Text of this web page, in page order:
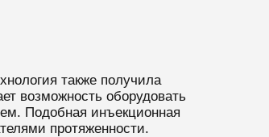
также получила
возможность оборудовать
Подобная инъекционная
протяженности.